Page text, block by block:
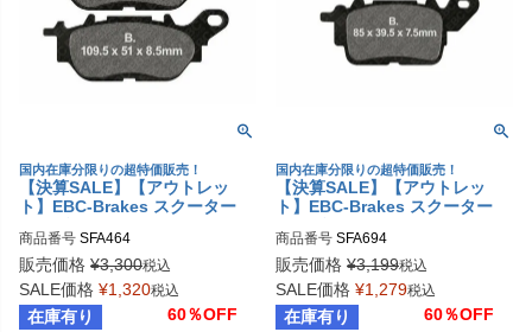
国内在庫分限りの超特価販売！
【決算SALE】【アウトレッ
ト】EBC-Brakes スクーター
ーズ
商品番号 SFA464
販売価格 ¥3,300税込
SALE価格 ¥1,320税込
在庫有り 60％OFF
国内在庫分限りの超特価販売！
【決算SALE】【アウトレッ
ト】EBC-Brakes スクーター
ーズ フロント右側用
商品番号 SFA694
販売価格 ¥3,199税込
SALE価格 ¥1,279税込
在庫有り 60％OFF